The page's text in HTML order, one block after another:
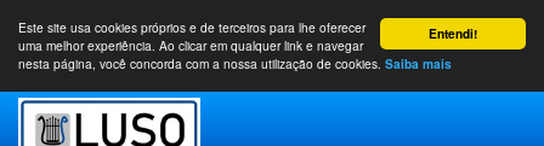
Entendi!
Este site usa cookies próprios e de terceiros para lhe oferecer
uma melhor experiência. Ao clicar em qualquer link e navegar
nesta página, você concorda com a nossa utilização de cookies. Saiba mais